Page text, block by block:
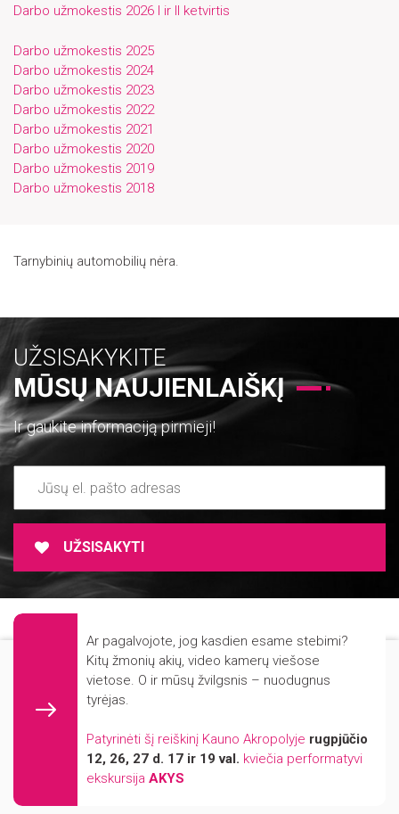
Darbo užmokestis 2026 I ir II ketvirtis
Darbo užmokestis 2025
Darbo užmokestis 2024
Darbo užmokestis 2023
Darbo užmokestis 2022
Darbo užmokestis 2021
Darbo užmokestis 2020
Darbo užmokestis 2019
Darbo užmokestis 2018
Tarnybinių automobilių nėra.
UŽSISAKYKITE
MŪSŲ NAUJIENLAIŠKĮ
Ir gaukite informaciją pirmieji!
UŽSISAKYTI
ADMINISTRACINĖ INFORMACIJA
NUORODOS
REKVIZITAI
Ar pagalvojote, jog kasdien esame stebimi?
Kitų žmonių akių, video kamerų viešose
vietose. O ir mūsų žvilgsnis – nuodugnus
tyrėjas.
Patyrinėti šį reiškinį Kauno Akropolyje rugpjūčio
12, 26, 27 d. 17 ir 19 val. kviečia performatyvi
ekskursija AKYS
Mūsų svetainė naudoja slapukus (angl. cookies). Šie slapukai naudojami
statistikos ir rinkodaros tikslais.
Jei Jūs sutinkate, kad šiems tikslams būtų naudojami slapukai, spauskite